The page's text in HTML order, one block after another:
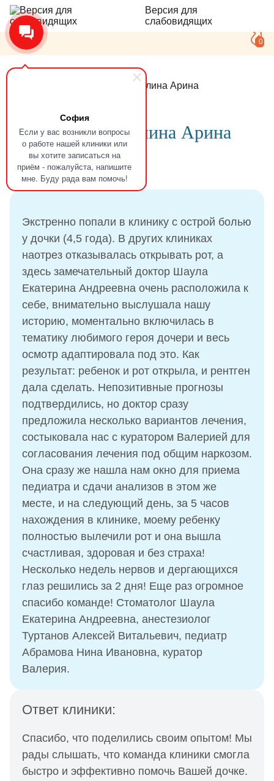
София
Если у вас возникли вопросы
о работе нашей клиники или
вы хотите записаться на
приём - пожалуйста, напишите
мне. Буду рада вам помочь!
Версия для
слабовидящих
0
Гарифуллина Арина
ОтзывГарифуллина Арина
14.04.2025
Экстренно попали в клинику с острой болью
у дочки (4,5 года). В других клиниках
наотрез отказывалась открывать рот, а
здесь замечательный доктор Шаула
Екатерина Андреевна очень расположила к
себе, внимательно выслушала нашу
историю, моментально включилась в
тематику любимого героя дочери и весь
осмотр адаптировала под это. Как
результат: ребенок и рот открыла, и рентген
дала сделать. Непозитивные прогнозы
подтвердились, но доктор сразу
предложила несколько вариантов лечения,
состыковала нас с куратором Валерией для
согласования лечения под общим наркозом.
Она сразу же нашла нам окно для приема
педиатра и сдачи анализов в этом же
месте, и на следующий день, за 5 часов
нахождения в клинике, моему ребенку
полностью вылечили рот и она вышла
счастливая, здоровая и без страха!
Несколько недель нервов и дергающихся
глаз решились за 2 дня! Еще раз огромное
спасибо команде! Стоматолог Шаула
Екатерина Андреевна, анестезиолог
Туртанов Алексей Витальевич, педиатр
Абрамова Нина Ивановна, куратор
Валерия.
Ответ клиники:
Спасибо, что поделились своим опытом! Мы
рады слышать, что команда клиники смогла
быстро и эффективно помочь Вашей дочке.